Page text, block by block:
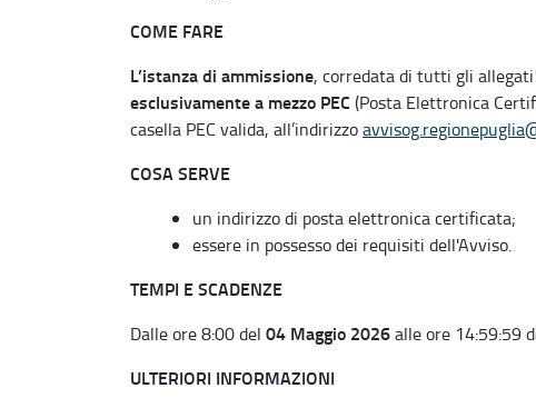
COME FARE
L’istanza di ammissione, corredata di tutti gli
esclusivamente a mezzo PEC (Posta Elettronica
casella PEC valida, all’indirizzo
COSA SERVE
un indirizzo di posta elettronica certificata;
essere in possesso dei requisiti dell'Avviso.
TEMPI E SCADENZE
Dalle ore 8:00 del 04 Maggio 2026alle ore 14:59:59
ULTERIORI INFORMAZIONI